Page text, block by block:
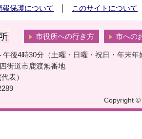
報保護について このサイトについて
市役所への行き方 市への
後4時30分（土曜・日曜・祝日・年末年
街道市鹿渡無番地
表）
Copyright ©